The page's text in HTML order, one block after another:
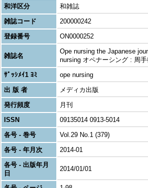
和洋区分
和雑誌
雑誌コード
200000242
登録番号
ON0000252
雑誌名
Ope nursing the Japanese
nursing オペナーシング : 周
ｻﾞｯｼﾒｲ1 ﾖﾐ
ope nursing
出 版 者
メディカ出版
発行頻度
月刊
ISSN
09135014 0913-5014
各号 - 巻号
Vol.29 No.1 (379)
各号 - 年月次
2014-01
各号 - 出版年月
日
2014/01/01